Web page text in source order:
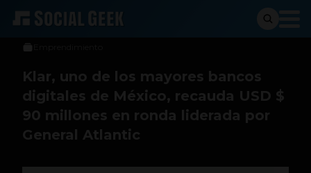
Juan Pablo Campos
Klar, uno de los mayores bancos
digitales de México, recauda USD $
90 millones en ronda liderada por
General Atlantic